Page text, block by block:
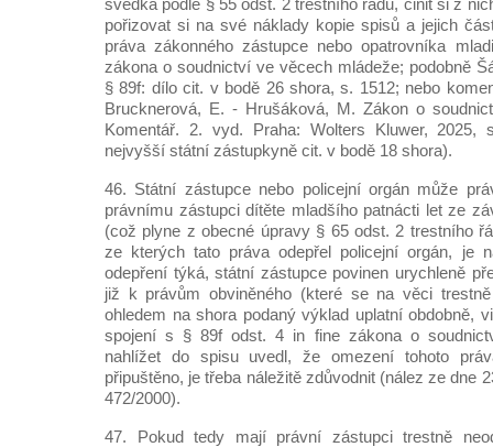
svědka podle § 55 odst. 2 trestního řádu, činit si z
pořizovat si na své náklady kopie spisů a jejich
práva zákonného zástupce nebo opatrovníka
zákona o soudnictví ve věcech mládeže; podobně
§ 89f: dílo cit. v bodě 26 shora, s. 1512; nebo
Brucknerová, E. - Hrušáková, M. Zákon o
Komentář. 2. vyd. Praha: Wolters Kluwer, 2025,
nejvyšší státní zástupkyně cit. v bodě 18 shora).
46. Státní zástupce nebo policejní orgán může
právnímu zástupci dítěte mladšího patnácti let ze
(což plyne z obecné úpravy § 65 odst. 2 trestního
ze kterých tato práva odepřel policejní orgán, je
odepření týká, státní zástupce povinen urychleně
již k právům obviněného (které se na věci
ohledem na shora podaný výklad uplatní obdobně,
spojení s § 89f odst. 4 in fine zákona o
nahlížet do spisu uvedl, že omezení tohoto
připuštěno, je třeba náležitě zdůvodnit (nález ze dne
472/2000).
47. Pokud tedy mají právní zástupci trestně